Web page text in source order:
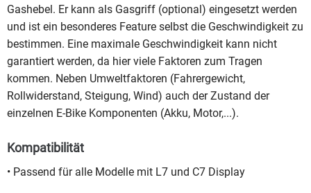
Gashebel. Er kann als Gasgriff (optional) eingesetzt werden
und ist ein besonderes Feature selbst die Geschwindigkeit zu
bestimmen. Eine maximale Geschwindigkeit kann nicht
garantiert werden, da hier viele Faktoren zum Tragen
kommen. Neben Umweltfaktoren (Fahrergewicht,
Rollwiderstand, Steigung, Wind) auch der Zustand der
einzelnen E-Bike Komponenten (Akku, Motor,...).
Kompatibilität
• Passend für alle Modelle mit L7 und C7 Display